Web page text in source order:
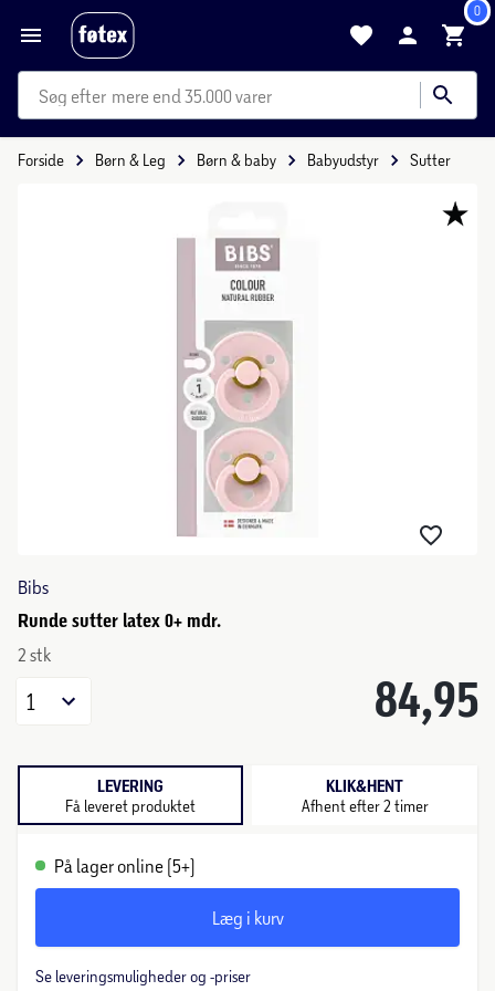
0
mere end 35.000 varer
Forside Børn & Leg Børn & baby Babyudstyr Sutter
Bibs
Runde sutter latex 0+ mdr.
2 stk
84,95
1
LEVERING
Få leveret produktet
KLIK&HENT
Afhent efter 2 timer
På lager online (5+)
Læg i kurv
Se leveringsmuligheder og -priser